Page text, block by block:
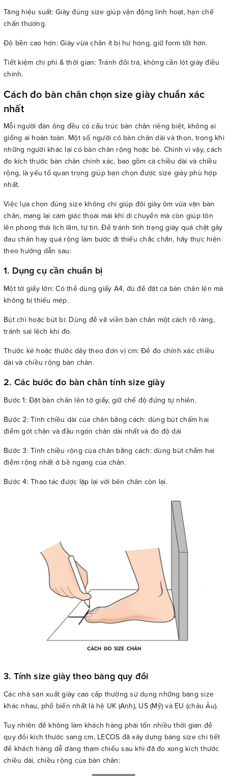
Tăng hiệu suất: Giày đúng size giúp vận động linh hoạt, hạn chế
chấn thương.
Độ bền cao hơn: Giày vừa chân ít bị hư hỏng, giữ form tốt hơn.
Tiết kiệm chi phí & thời gian: Tránh đổi trả, không cần lót giày điều
chỉnh.
Cách đo bàn chân chọn size giày chuẩn xác
nhất
Mỗi người đàn ông đều có cấu trúc bàn chân riêng biệt, không ai
giống ai hoàn toàn. Một số người có bàn chân dài và thon, trong khi
những người khác lại có bàn chân rộng hoặc bè. Chính vì vậy, cách
đo kích thước bàn chân chính xác, bao gồm cả chiều dài và chiều
rộng, là yếu tố quan trọng giúp bạn chọn được size giày phù hợp
nhất.
Việc lựa chọn đúng size không chỉ giúp đôi giày ôm vừa vặn bàn
chân, mang lại cảm giác thoải mái khi di chuyển mà còn giúp tôn
lên phong thái lịch lãm, tự tin. Để tránh tình trạng giày quá chật gây
đau chân hay quá rộng làm bước đi thiếu chắc chắn, hãy thực hiện
theo hướng dẫn sau:
1. Dụng cụ cần chuẩn bị
Một tờ giấy lớn: Có thể dùng giấy A4, đủ để đặt cả bàn chân lên mà
không bị thiếu mép.
Bút chì hoặc bút bi: Dùng để vẽ viền bàn chân một cách rõ ràng,
tránh sai lệch khi đo.
Thước kẻ hoặc thước dây theo đơn vị cm: Để đo chính xác chiều
dài và chiều rộng bàn chân.
2. Các bước đo bàn chân tính size giày
Bước 1: Đặt bàn chân lên tờ giấy, giữ chế độ đứng tự nhiên.
Bước 2: Tính chiều dài của chân bằng cách: dùng bút chấm hai
điểm gót chân và đầu ngón chân dài nhất và đo độ dài
Bước 3: Tính chiều rộng của chân bằng cách: dùng bút chấm hai
điểm rộng nhất ở bề ngang của chân.
Bước 4: Thao tác được lặp lại với bên chân còn lại.
3. Tính size giày theo bảng quy đổi
Các nhà sản xuất giày cao cấp thường sử dụng những bảng size
khác nhau, phổ biến nhất là hệ UK (Anh), US (Mỹ) và EU (châu Âu).
Tuy nhiên để không làm khách hàng phải tốn nhiều thời gian để
quy đổi kích thước sang cm, LECOS đã xây dựng bảng size chi tiết
để khách hàng dễ dàng tham chiếu sau khi đã đo xong kích thước
chiều dài, chiều rộng của bàn chân: